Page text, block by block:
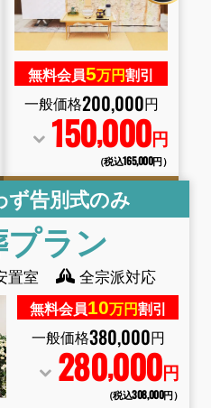
無料会員5万円割引
一般価格200,000円
150,000円
（税込165,000円）
ず告別式のみ
プラン
置室 全宗派対応
無料会員10万円割引
一般価格380,000円
280,000円
（税込308,000円）